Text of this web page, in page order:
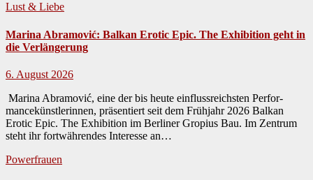
Lust & Liebe
Marina Abramović: Balkan Erotic Epic. The Exhibition geht in
die Verlängerung
6. August 2026
Mari­na Abramović, eine der bis heute ein­flussre­ich­sten Per­for­
mancekün­st­lerin­nen, präsen­tiert seit dem Früh­jahr 2026 Balkan
Erot­ic Epic. The Exhi­bi­tion im Berlin­er Gropius Bau. Im Zen­trum
ste­ht ihr fortwähren­des Inter­esse an…
Powerfrauen